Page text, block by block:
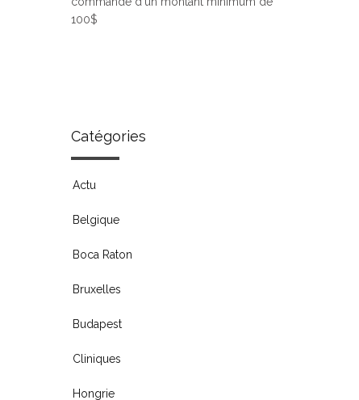
100$
Catégories
Actu
Belgique
Boca Raton
Bruxelles
Budapest
Cliniques
Hongrie